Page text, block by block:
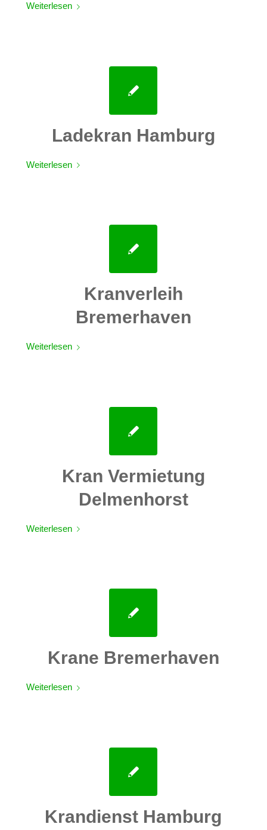
Weiterlesen
Ladekran Hamburg
Weiterlesen
Kranverleih
Bremerhaven
Weiterlesen
Kran Vermietung
Delmenhorst
Weiterlesen
Krane Bremerhaven
Weiterlesen
Krandienst Hamburg